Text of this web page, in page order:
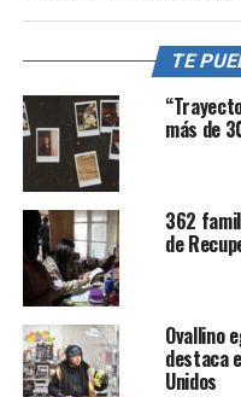
TE
más de
362
de
Ovallino
destaca
Unidos